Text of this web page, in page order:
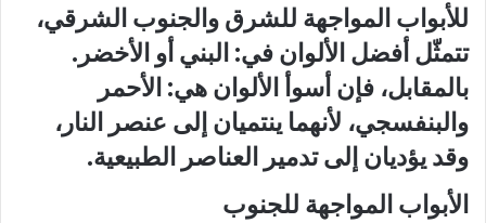
للأبواب المواجهة للشرق والجنوب الشرقي،
تتمثّل أفضل الألوان في: البني أو الأخضر.
بالمقابل، فإن أسوأ الألوان هي: الأحمر
والبنفسجي، لأنهما ينتميان إلى عنصر النار،
وقد يؤديان إلى تدمير العناصر الطبيعية.
الأبواب المواجهة للجنوب